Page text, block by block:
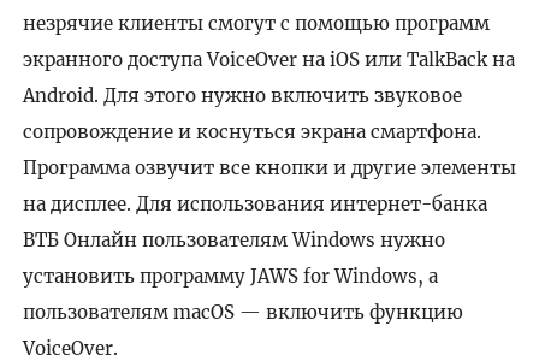
незрячие клиенты смогут с помощью программ
экранного доступа VoiceOver на iOS или TalkBack на
Android. Для этого нужно включить звуковое
сопровождение и коснуться экрана смартфона.
Программа озвучит все кнопки и другие элементы
на дисплее. Для использования интернет-банка
ВТБ Онлайн пользователям Windows нужно
установить программу JAWS for Windows, а
пользователям macOS — включить функцию
VoiceOver.